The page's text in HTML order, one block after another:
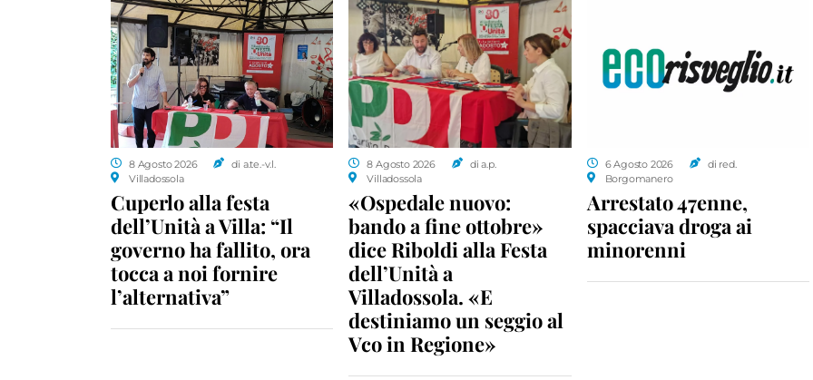
8 Agosto 2026
di a.te.-v.l.
Villadossola
Cuperlo alla festa
dell’Unità a Villa: “Il
governo ha fallito, ora
tocca a noi fornire
l’alternativa”
8 Agosto 2026
di a.p.
Villadossola
«Ospedale nuovo:
bando a fine ottobre»
dice Riboldi alla Festa
dell’Unità a
Villadossola. «E
destiniamo un seggio al
Vco in Regione»
6 Agosto 2026
di red.
Borgomanero
Arrestato 47enne,
spacciava droga ai
minorenni